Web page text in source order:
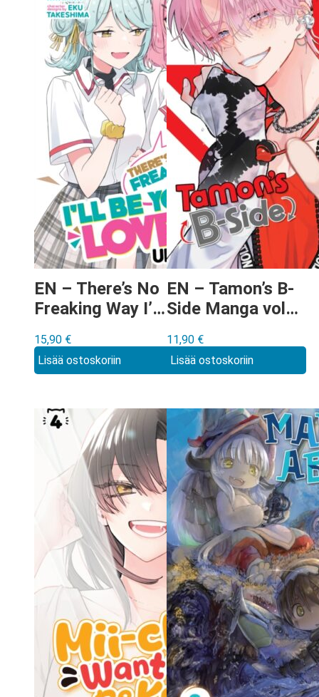
EN – There’s No
Freaking Way I’ll
Unless… Manga
vol 8
15,90 €
Lisää ostoskoriin
EN – Tamon’s B-
Side Manga vol
11,90 €
Lisää ostoskoriin